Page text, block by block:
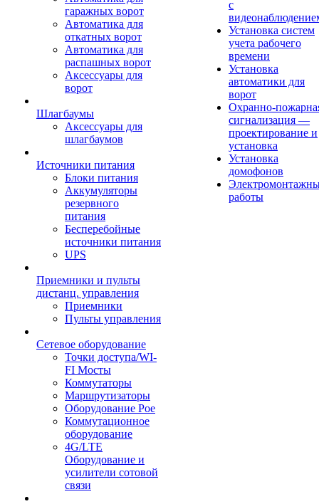
гаражных ворот
Автоматика для
откатных ворот
Автоматика для
распашных ворот
Аксессуары для
ворот
Шлагбаумы
Аксессуары для
шлагбаумов
Источники питания
Блоки питания
Аккумуляторы
резервного
питания
Бесперебойные
источники питания
UPS
Приемники и пульты
дистанц. управления
Приемники
Пульты управления
Сетевое оборудование
Точки доступа/WI-
FI Мосты
Коммутаторы
Маршрутизаторы
Оборудование Poe
Коммутационное
оборудование
4G/LTE
Оборудование и
усилители сотовой
связи
с
Установка систем
учета рабочего
времени
Установка
автоматики для
ворот
Охранно-
сигнализация —
проектирование и
установка
Установка
домофонов
работы